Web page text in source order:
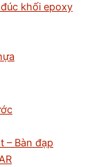
khối epoxy
– Bàn đạp